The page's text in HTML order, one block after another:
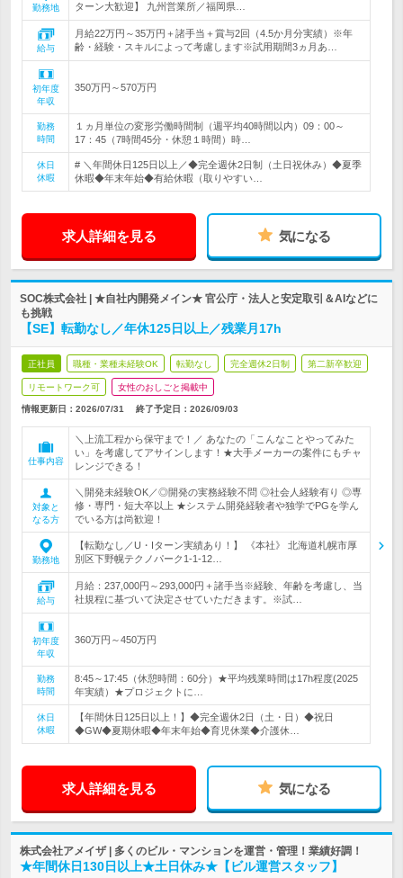
勤務地
ターン大歓迎】 九州営業所／福岡県…
給与
月給22万円～35万円＋諸手当＋賞与2回（4.5か月分実績）※年
齢・経験・スキルによって考慮します※試用期間3ヵ月あ…
初年度
年収
350万円～570万円
勤務
時間
１ヵ月単位の変形労働時間制（週平均40時間以内）09：00～
17：45（7時間45分・休憩１時間）時…
休日
休暇
# ＼年間休日125日以上／◆完全週休2日制（土日祝休み）◆夏季
休暇◆年末年始◆有給休暇（取りやすい…
求人詳細を見る 気になる
SOC株式会社 | ★自社内開発メイン★ 官公庁・法人と安定取引＆AIなどに
も挑戦
【SE】転勤なし／年休125日以上／残業月17h
正社員 職種・業種未経験OK 転勤なし 完全週休2日制 第二新卒歓迎
リモートワーク可 女性のおしごと掲載中
情報更新日：2026/07/31 終了予定日： 2026/09/03
仕事内容
＼上流工程から保守まで！／ あなたの「こんなことやってみた
い」を考慮してアサインします！★大手メーカーの案件にもチャ
レンジできる！
対象と
なる方
＼開発未経験OK／◎開発の実務経験不問 ◎社会人経験有り ◎専
修・専門・短大卒以上 ★システム開発経験者や独学でPGを学ん
でいる方は尚歓迎！
勤務地
【転勤なし／U・Iターン実績あり！】 《本社》 北海道札幌市厚
別区下野幌テクノパーク1-1-12…
給与
月給：237,000円～293,000円＋諸手当※経験、年齢を考慮し、当
社規程に基づいて決定させていただきます。※試…
初年度
年収
360万円～450万円
勤務
時間
8:45～17:45（休憩時間：60分）★平均残業時間は17h程度(2025
年実績）★プロジェクトに…
休日
休暇
【年間休日125日以上！】◆完全週休2日（土・日）◆祝日
◆GW◆夏期休暇◆年末年始◆育児休業◆介護休…
求人詳細を見る 気になる
株式会社アメイザ | 多くのビル・マンションを運営・管理！業績好調！
★年間休日130日以上★土日休み★【ビル運営スタッフ】